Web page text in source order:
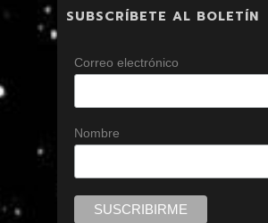
SUBSCRÍBETE AL BOLETÍN
Correo electrónico
Nombre